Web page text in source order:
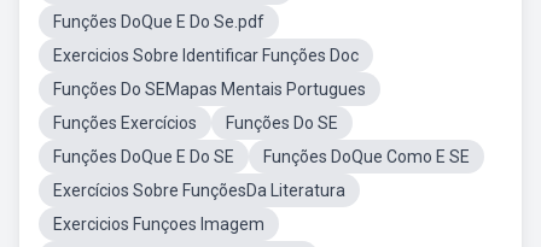
Funções DoQue E Do Se.pdf
Exercicios Sobre Identificar Funções Doc
Funções Do SEMapas Mentais Portugues
Funções Exercícios
Funções Do SE
Funções DoQue E Do SE
Funções DoQue Como E SE
Exercícios Sobre FunçõesDa Literatura
Exercicios Funçoes Imagem